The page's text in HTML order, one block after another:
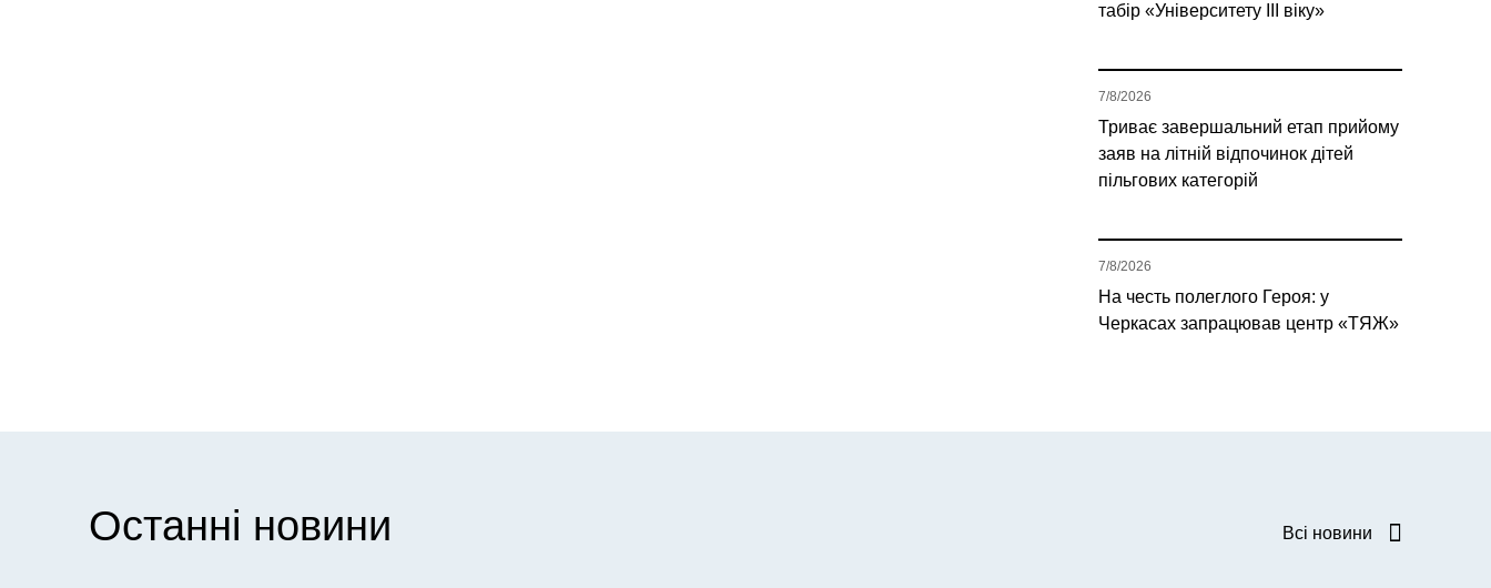
табір «Університету ІІІ віку»
Триває завершальний етап прийому
заяв на літній відпочинок дітей
пільгових категорій
7/8/2026
На честь полеглого Героя: у
Черкасах запрацював центр «ТЯЖ»
7/8/2026
Останні новини Всі новини